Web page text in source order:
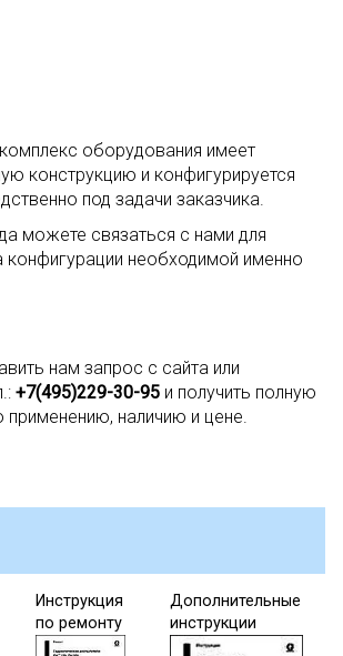
оборудования имеет
конструкцию и конфигурируется
под задачи заказчика.
можете связаться с нами для
конфигурации необходимой именно
нам запрос с сайта или
+7(495)229-30-95 и получить полную
применению, наличию и цене.
Инструкция
по ремонту
Дополнительные
инструкции